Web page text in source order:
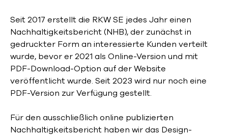
Seit 2017 erstellt die RKW SE jedes Jahr einen
Nachhaltigkeitsbericht (NHB), der zunächst in
gedruckter Form an interessierte Kunden verteilt
wurde, bevor er 2021 als Online-Version und mit
PDF-Download-Option auf der Website
veröffentlicht wurde. Seit 2023 wird nur noch eine
PDF-Version zur Verfügung gestellt.
Für den ausschließlich online publizierten
Nachhaltigkeitsbericht haben wir das Design-